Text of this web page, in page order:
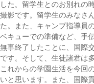
した。留学生とのお別れの
撮影です。留学生のみなさ
た。また、キャンプ指導員
ベキューでの準備など、手
無事終了したことに、国際
です。そして、生徒諸君は
これからの学園生活を今回
いと思います。また、国際